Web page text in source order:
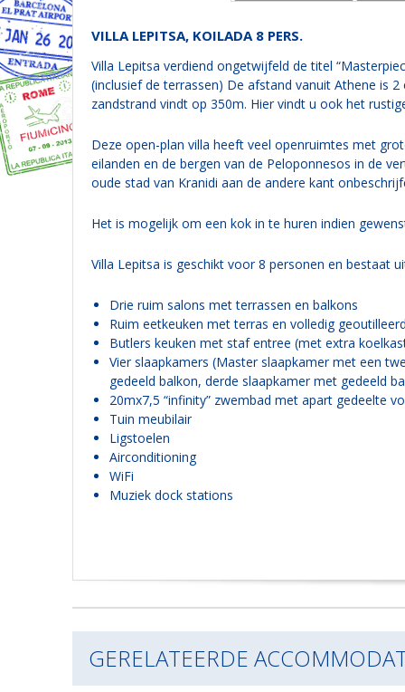
VILLA LEPITSA, KOILADA 8 PERS.
Villa Lepitsa verdiend ongetwijfeld de titel
(inclusief de terrassen) De afstand vanuit Athene is
zandstrand vindt op 350m. Hier vindt u ook het
Deze open-plan villa heeft veel openruimtes met
eilanden en de bergen van de Peloponnesos in de
oude stad van Kranidi aan de andere kant
Het is mogelijk om een kok in te huren indien
Villa Lepitsa is geschikt voor 8 personen en bestaat
Drie ruim salons met terrassen en balkons
Ruim eetkeuken met terras en volledig
Butlers keuken met staf entree (met extra
Vier slaapkamers (Master slaapkamer met een
gedeeld balkon, derde slaapkamer met gedeeld
20mx7,5 “infinity” zwembad met apart gedeelte
Tuin meubilair
Ligstoelen
Airconditioning
WiFi
Muziek dock stations
GERELATEERDE